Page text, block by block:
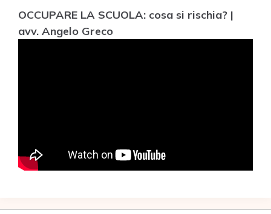
OCCUPARE LA SCUOLA: cosa si rischia? |
avv. Angelo Greco